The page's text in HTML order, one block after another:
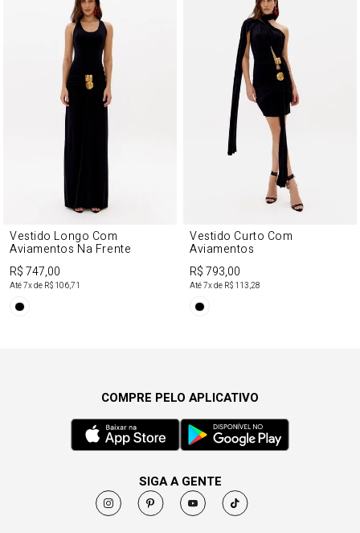
Vestido Longo Com
Aviamentos Na Frente
R$ 747,00
Até7x de R$ 106,71
Vestido Curto Com
Aviamentos
R$ 793,00
Até7x de R$ 113,28
COMPRE PELO APLICATIVO
SIGA A GENTE